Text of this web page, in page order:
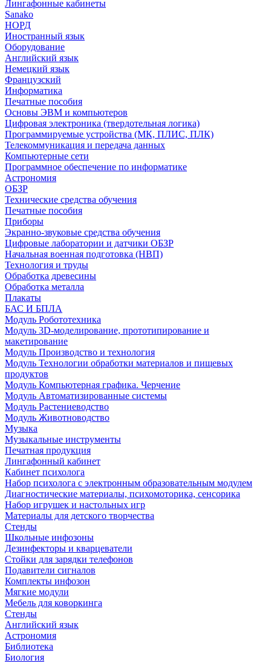
Лингафонные кабинеты
Sanako
НОРД
Иностранный язык
Оборудование
Английский язык
Немецкий язык
Французский
Информатика
Печатные пособия
Основы ЭВМ и компьютеров
Цифровая электроника (твердотельная логика)
Программируемые устройства (МК, ПЛИС, ПЛК)
Телекоммуникация и передача данных
Компьютерные сети
Программное обеспечение по информатике
Астрономия
ОБЗР
Технические средства обучения
Печатные пособия
Приборы
Экранно-звуковые средства обучения
Цифровые лаборатории и датчики ОБЗР
Начальная военная подготовка (НВП)
Технология и труды
Обработка древесины
Обработка металла
Плакаты
БАС И БПЛА
Модуль Робототехника
Модуль 3D-моделирование, прототипирование и
макетирование
Модуль Производство и технология
Модуль Технологии обработки материалов и пищевых
продуктов
Модуль Компьютерная графика. Черчение
Модуль Автоматизированные системы
Модуль Растениеводство
Модуль Животноводство
Музыка
Музыкальные инструменты
Печатная продукция
Лингафонный кабинет
Кабинет психолога
Набор психолога с электронным образовательным модулем
Диагностические материалы, психомоторика, сенсорика
Набор игрушек и настольных игр
Материалы для детского творчества
Стенды
Школьные инфозоны
Дезинфекторы и кварцеватели
Стойки для зарядки телефонов
Подавители сигналов
Комплекты инфозон
Мягкие модули
Мебель для коворкинга
Стенды
Английский язык
Астрономия
Библиотека
Биология